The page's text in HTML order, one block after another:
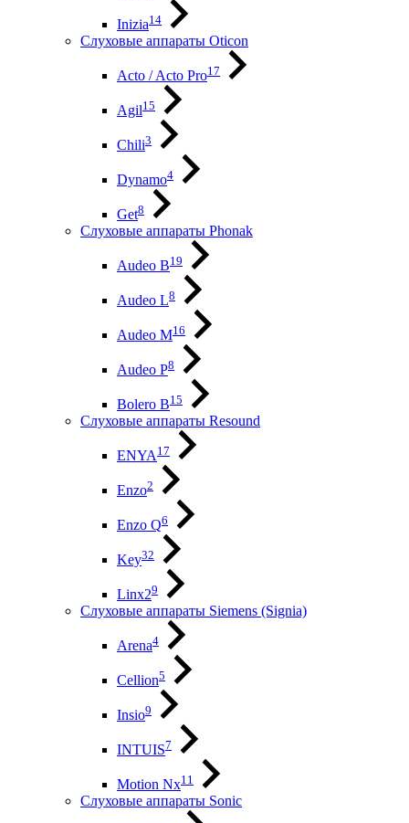
Inizia14
Слуховые аппараты Oticon
Acto / Acto Pro17
Agil15
Chili3
Dynamo4
Get8
Слуховые аппараты Phonak
Audeo B19
Audeo L8
Audeo М16
Audeo P8
Bolero B15
Слуховые аппараты Resound
ENYA17
Enzo2
Enzo Q6
Key32
Linx29
Слуховые аппараты Siemens (Signia)
Arena4
Cellion5
Insio9
INTUIS7
Motion Nx11
Слуховые аппараты Sonic